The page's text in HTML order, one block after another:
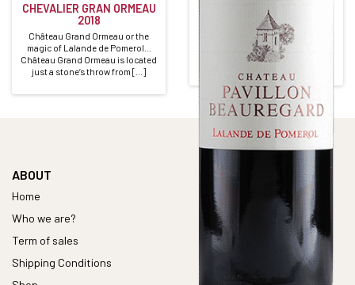
CHEVALIER GRAN ORMEAU
2018
Château Grand Ormeau or the
magic of Lalande de Pomerol…
Château Grand Ormeau is located
just a stone’s throw from […]
CHÂTEAU PAVILLON
BEAUREGARD
Red • 2020
LALANDE DE POMEROL
ABOUT
Home
Who we are?
Term of sales
Shipping Conditions